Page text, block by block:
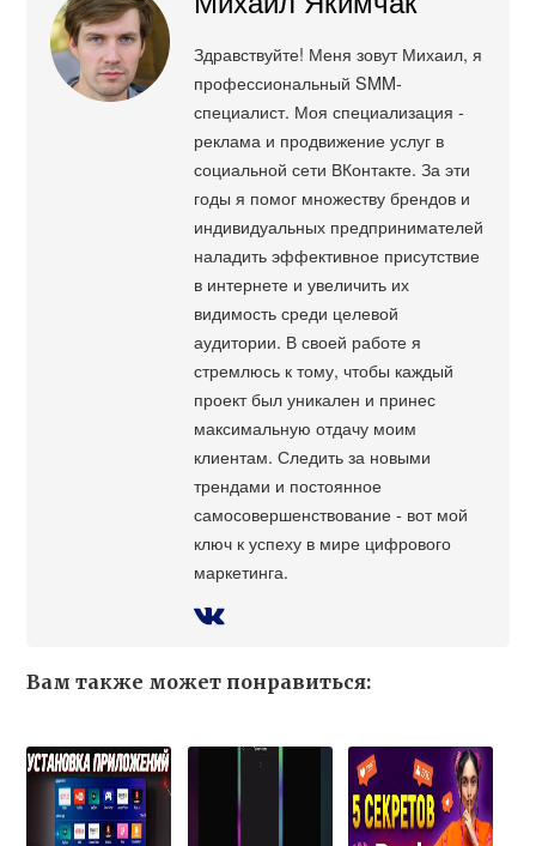
Здравствуйте! Меня зовут Михаил, я
профессиональный SMM-
специалист. Моя специализация -
реклама и продвижение услуг в
социальной сети ВКонтакте. За эти
годы я помог множеству брендов и
индивидуальных предпринимателей
наладить эффективное присутствие
в интернете и увеличить их
видимость среди целевой
аудитории. В своей работе я
стремлюсь к тому, чтобы каждый
проект был уникален и принес
максимальную отдачу моим
клиентам. Следить за новыми
трендами и постоянное
самосовершенствование - вот мой
ключ к успеху в мире цифрового
маркетинга.
Вам также может понравиться: